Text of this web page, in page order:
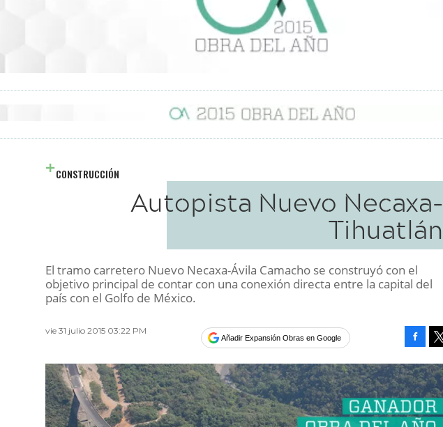
CONSTRUCCIÓN
Autopista Nuevo Necaxa-
Tihuatlán
El tramo carretero Nuevo Necaxa-Ávila Camacho se construyó con el
objetivo principal de contar con una conexión directa entre la capital del
país con el Golfo de México.
vie 31 julio 2015 03:22 PM
Añadir Expansión Obras en Google